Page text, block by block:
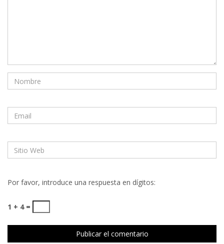
Por favor, introduce una respuesta en dígitos:
1 + 4 =